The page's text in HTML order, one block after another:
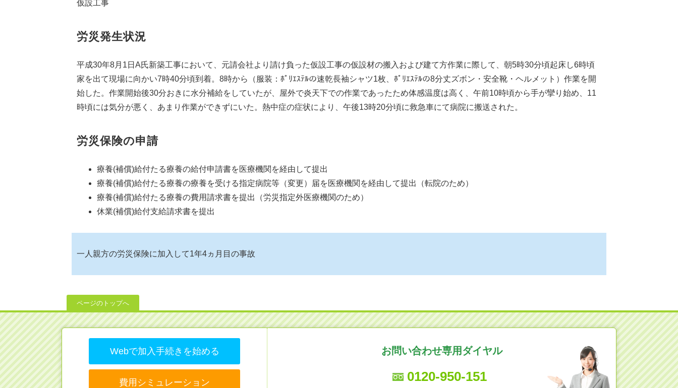
仮設工事
労災発生状況
平成30年8月1日A氏新築工事において、元請会社より請け負った仮設工事の仮設材の搬入および建て方作業に際して、朝5時30分頃起床し6時頃
家を出て現場に向かい7時40分頃到着。8時から（服装：ﾎﾟﾘｴｽﾃﾙの速乾長袖シャツ1枚、ﾎﾟﾘｴｽﾃﾙの8分丈ズボン・安全靴・ヘルメット）作業を開
始した。作業開始後30分おきに水分補給をしていたが、屋外で炎天下での作業であったため体感温度は高く、午前10時頃から手が攣り始め、11
時頃には気分が悪く、あまり作業ができずにいた。熱中症の症状により、午後13時20分頃に救急車にて病院に搬送された。
労災保険の申請
療養(補償)給付たる療養の給付申請書を医療機関を経由して提出
療養(補償)給付たる療養の療養を受ける指定病院等（変更）届を医療機関を経由して提出（転院のため）
療養(補償)給付たる療養の費用請求書を提出（労災指定外医療機関のため）
休業(補償)給付支給請求書を提出
一人親方の労災保険に加入して1年4ヵ月目の事故
ページのトップへ
Webで加入手続きを始める
費用シミュレーション
お問い合わせ専用ダイヤル
0120-950-151